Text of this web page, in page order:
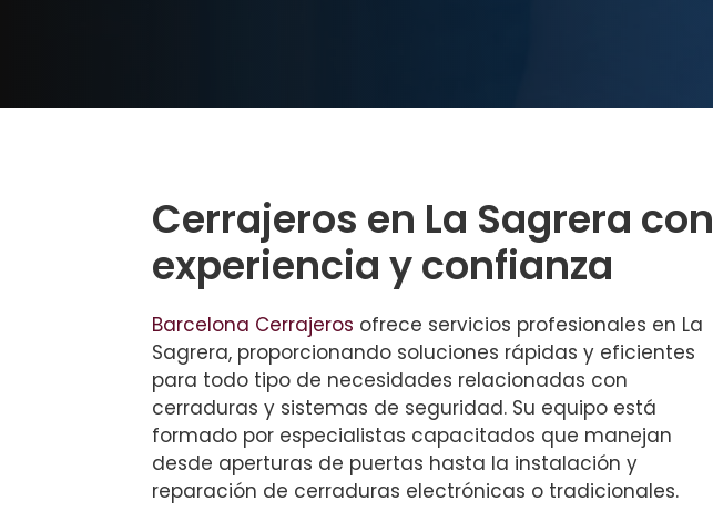
Cerrajeros en La Sagrera con
experiencia y confianza
Barcelona Cerrajeros ofrece servicios profesionales en La
Sagrera, proporcionando soluciones rápidas y eficientes
para todo tipo de necesidades relacionadas con
cerraduras y sistemas de seguridad. Su equipo está
formado por especialistas capacitados que manejan
desde aperturas de puertas hasta la instalación y
reparación de cerraduras electrónicas o tradicionales.